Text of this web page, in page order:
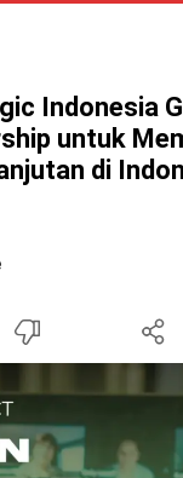
Indonesia
untuk
di